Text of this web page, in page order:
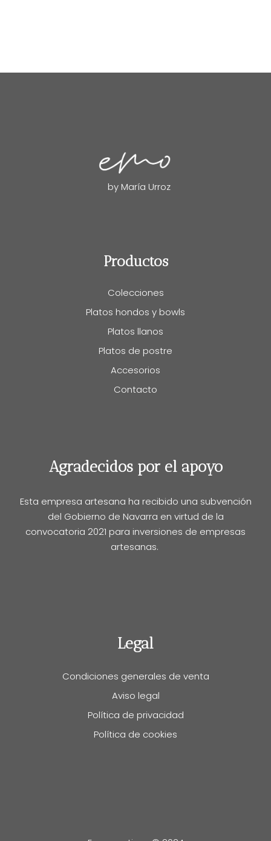
by María Urroz
Productos
Colecciones
Platos hondos y bowls
Platos llanos
Platos de postre
Accesorios
Contacto
Agradecidos por el apoyo
Esta empresa artesana ha recibido una subvención
del Gobierno de Navarra en virtud de la
convocatoria 2021 para inversiones de empresas
artesanas.
Legal
Condiciones generales de venta
Aviso legal
Política de privacidad
Política de cookies